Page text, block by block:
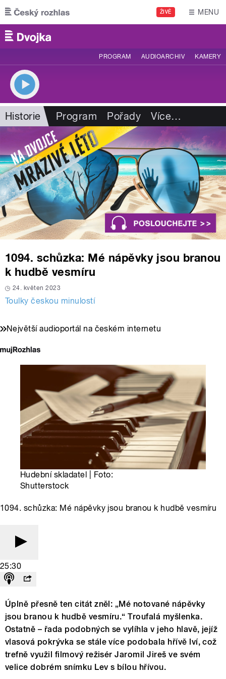
Přejít k hlavnímu obsahu
ŽIVĚ MENU
PROGRAM AUDIOARCHIV KAMERY
Historie Program Pořady Více…
1094. schůzka: Mé nápěvky jsou branou
k hudbě vesmíru
24. květen 2023
Toulky českou minulostí
Největší audioportál na českém internetu
Hudební skladatel | Foto:
Shutterstock
1094. schůzka: Mé nápěvky jsou branou k hudbě vesmíru
25:30
Úplně přesně ten citát zněl: „Mé notované nápěvky
jsou branou k hudbě vesmíru.“ Troufalá myšlenka.
Ostatně – řada podobných se vylíhla v jeho hlavě, jejíž
vlasová pokrývka se stále více podobala hřívě lví, což
trefně využil filmový režisér Jaromil Jireš ve svém
velice dobrém snímku Lev s bílou hřívou.